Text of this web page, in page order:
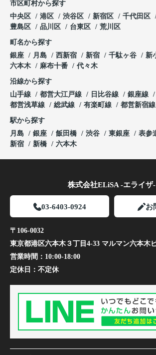
そして、高い理想の条件を抱えてい
て、
『ご納得いく物件が1番なので、引
も。
どんな時も顧客第一で、スピーディ
ださる姿勢。お部屋探しをしている
ススメします！
市区町村から探す
中央区
港区 渋谷区 新宿区 千代田区
豊島区
品川区 台東区 荒川区
町名から探す
銀座
月島 西新宿 新宿 千駄ヶ谷 新
六本木
麻布十番 代々木
沿線から探す
山手線
都営大江戸線 日比谷線 銀座線
都営浅草線
総武線 有楽町線 都営新宿線
駅から探す
月島
銀座 飯田橋 渋谷 東銀座 表参
新宿
新橋 六本木
株式会社ELiSA -エライザ-
03-6403-0924 お
〒106-0032
東京都港区六本木３丁目4-33 マルマン六本木
営業時間： 10:00-18:00
定休日： 不定休